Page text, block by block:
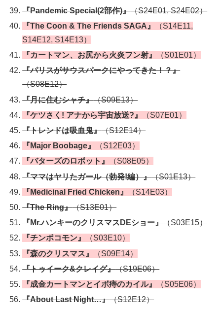
『Pandemic Special(2部作)』（S24E01, S24E02）
『The Coon & The Friends SAGA』
（S14E11,
S14E12, S14E13）
『カートマン、お尻から火炎フン射』
（S01E01）
『パリスがサウスパークにやってきた！？』
（S08E12）
『月に住むシャチ』（S09E13）
『ケツさく! アナから宇宙放送?』
（S07E01）
『トレンドは吸血鬼』（S12E14）
『Major Boobage』
（S12E03）
『バターズのロボット』
（S08E05）
『ママはヤリたガール（勃発!編）』（S01E13）
『Medicinal Fried Chicken』
（S14E03）
『The Ring』（S13E01）
『Mr.ハンキーのクリスマスDEショー』（S03E15）
『チンポコモン』
（S03E10）
『森のクリスマス』
（S09E14）
『トゥイーク&クレイグ』（S19E06）
『成金カートマンとイボ痔のカイル』
（S05E06）
『About Last Night…』（S12E12）